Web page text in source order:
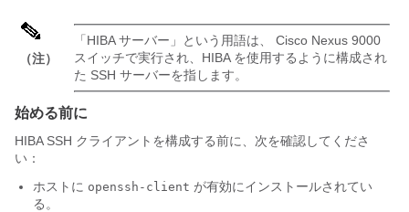
（注）
「HIBA サーバー」という用語は、 Cisco Nexus 9000
スイッチで実行され、HIBA を使用するように構成され
た SSH サーバーを指します。
始める前に
HIBA SSH クライアントを構成する前に、次を確認してくださ
い：
ホストに openssh-client が有効にインストールされてい
る。